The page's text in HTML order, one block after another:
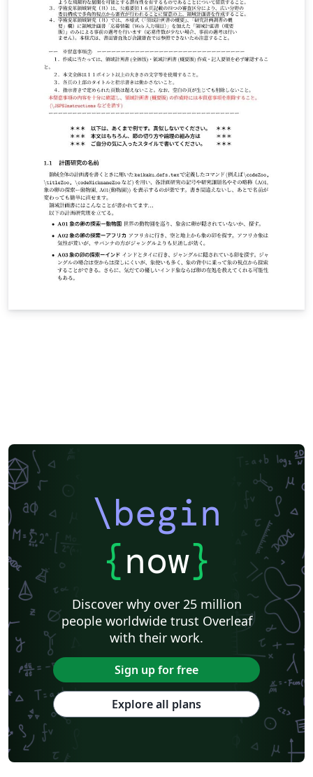
\begin
{now}
Discover why over 25 million
people worldwide trust Overleaf
with their work.
Sign up for free
Explore all plans